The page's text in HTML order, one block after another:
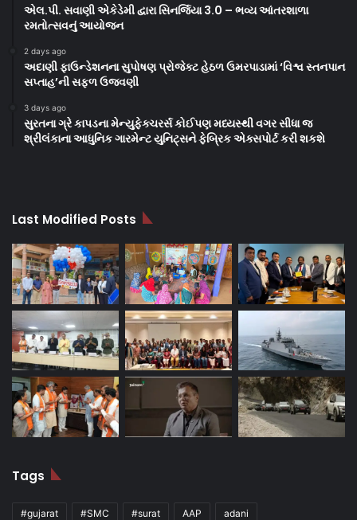
એલ.પી. સવાણી એકેડેમી દ્વારા સિનર્જિયા 3.0 – ભવ્ય આંતરશાળા
રમતોત્સવનું આયોજન
2 days ago
અદાણી ફાઉન્ડેશનના સુપોષણ પ્રોજેક્ટ હેઠળ ઉમરપાડામાં ‘વિશ્વ સ્તનપાન
સપ્તાહ’ની સફળ ઉજવણી
3 days ago
સુરતના ગ્રે કાપડના મેન્યુફેક્ચરર્સ કોઈપણ મધ્યસ્થી વગર સીધા જ
શ્રીલંકાના આધુનિક ગારમેન્ટ યુનિટ્સને ફેબ્રિક એક્સપોર્ટ કરી શકશે
Last Modified Posts
Tags
#gujarat #SMC #surat AAP adani